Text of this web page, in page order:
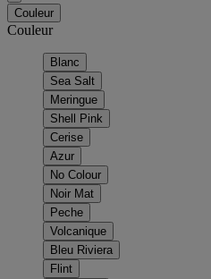
Couleur
Couleur
Blanc
Sea Salt
Meringue
Shell Pink
Cerise
Azur
No Colour
Noir Mat
Peche
Volcanique
Bleu Riviera
Flint